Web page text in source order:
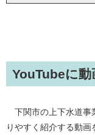
YouTubeに
下関市の上下水道事
りやすく紹介する動画